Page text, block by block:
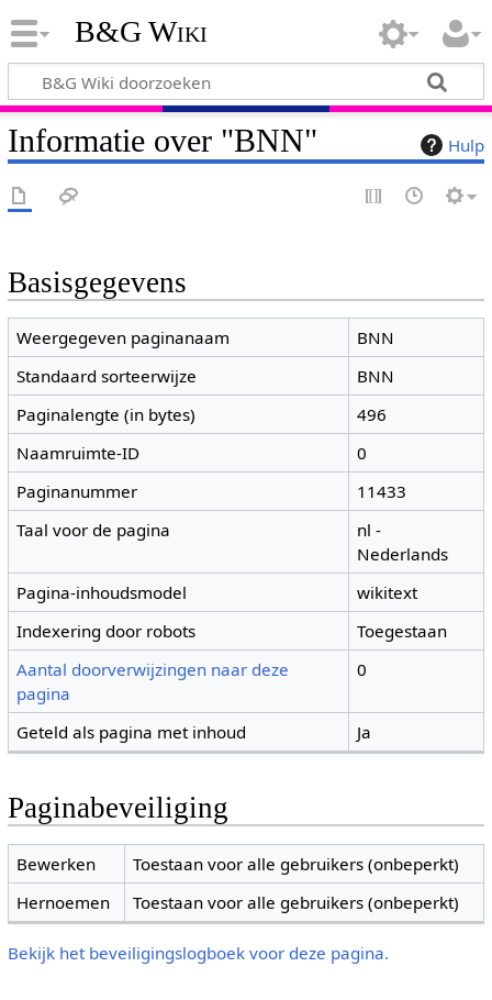
B&G Wiki
Hulp
Informatie over "BNN"
Basisgegevens
Weergegeven paginanaam
BNN
Standaard sorteerwijze
BNN
Paginalengte (in bytes)
496
Naamruimte-ID
0
Paginanummer
11433
Taal voor de pagina
nl -
Nederlands
Pagina-inhoudsmodel
wikitext
Indexering door robots
Toegestaan
Aantal doorverwijzingen naar deze
pagina
0
Geteld als pagina met inhoud Ja
Paginabeveiliging
Bewerken
Toestaan voor alle gebruikers (onbeperkt)
Hernoemen
Toestaan voor alle gebruikers (onbeperkt)
Bekijk het beveiligingslogboek voor deze pagina.